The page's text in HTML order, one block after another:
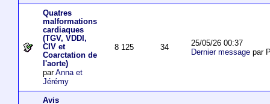
Quatres
malformations
cardiaques
(TGV, VDDI,
CIV et
Coarctation de
l'aorte)
parAnna et
Jérémy
8 125 34
25/05/26 00:37
Dernier messagepar
Avis